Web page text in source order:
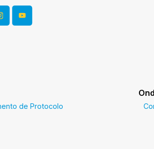
de Protocolo